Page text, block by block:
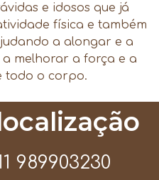
e idosos que já
física e também
a alongar e a
a melhorar a força e a
todo o corpo.
989903230